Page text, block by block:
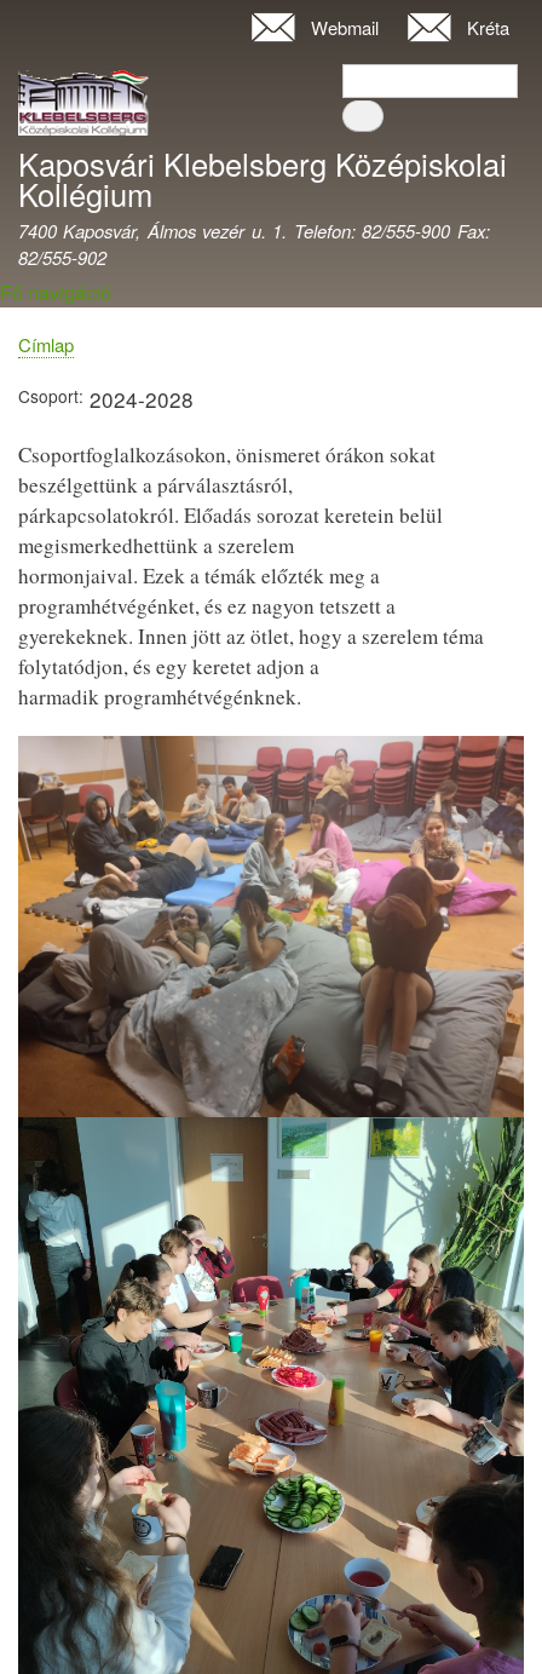
Ugrás
a
fiók
menüje
Webmail Kréta
Keresés
Kaposvári Klebelsberg Középiskolai
Kollégium
7400 Kaposvár, Álmos vezér u. 1. Telefon: 82/555-900 Fax:
82/555-902
Fő navigáció
Morzsa
Címlap
Csoport 2024-2028
Csoportfoglalkozásokon, önismeret órákon sokat
beszélgettünk a párválasztásról,
párkapcsolatokról. Előadás sorozat keretein belül
megismerkedhettünk a szerelem
hormonjaival. Ezek a témák előzték meg a
programhétvégénket, és ez nagyon tetszett a
gyerekeknek. Innen jött az ötlet, hogy a szerelem téma
folytatódjon, és egy keretet adjon a
harmadik programhétvégénknek.